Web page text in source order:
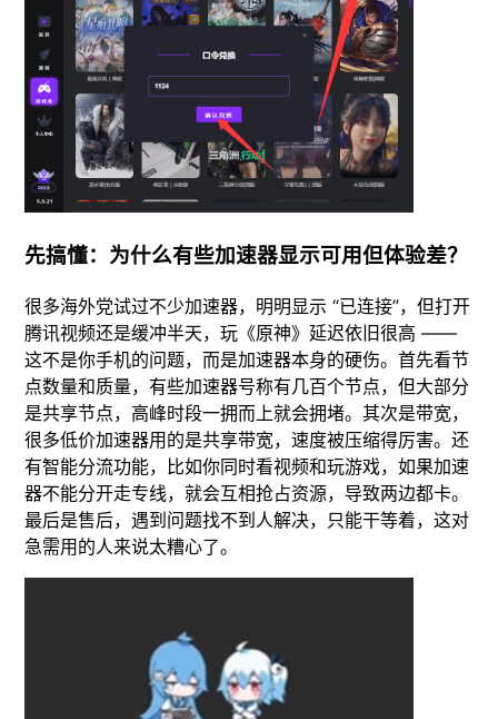
先搞懂：为什么有些加速器显示可用但体验差？
很多海外党试过不少加速器，明明显示 “已连接”，但打开
腾讯视频还是缓冲半天，玩《原神》延迟依旧很高 ——
这不是你手机的问题，而是加速器本身的硬伤。首先看节
点数量和质量，有些加速器号称有几百个节点，但大部分
是共享节点，高峰时段一拥而上就会拥堵。其次是带宽，
很多低价加速器用的是共享带宽，速度被压缩得厉害。还
有智能分流功能，比如你同时看视频和玩游戏，如果加速
器不能分开走专线，就会互相抢占资源，导致两边都卡。
最后是售后，遇到问题找不到人解决，只能干等着，这对
急需用的人来说太糟心了。